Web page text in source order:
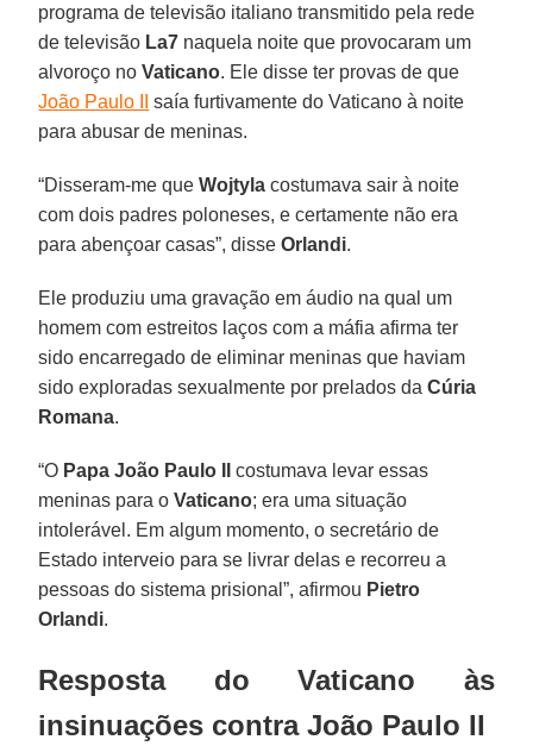
programa de televisão italiano transmitido pela rede
de televisão La7 naquela noite que provocaram um
alvoroço noVaticano. Ele disse ter provas de que
João Paulo II
saía furtivamente do Vaticano à noite
para abusar de meninas.
“Disseram-me queWojtyla costumava sair à noite
com dois padres poloneses, e certamente não era
para abençoar casas”, disseOrlandi.
Ele produziu uma gravação em áudio na qual um
homem com estreitos laços com a máfia afirma ter
sido encarregado de eliminar meninas que haviam
sido exploradas sexualmente por prelados daCúria
Romana.
“O Papa João Paulo II
costumava levar essas
meninas para oVaticano; era uma situação
intolerável. Em algum momento, o secretário de
Estado interveio para se livrar delas e recorreu a
pessoas do sistema prisional”, afirmou Pietro
Orlandi.
Resposta do Vaticano às
insinuações contra João Paulo II